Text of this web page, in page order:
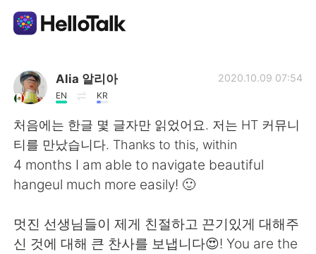
App di scambio linguistico
AI Grammar Checker
Italiano
繁體中文 Español
Alia 알리아
EN KR
2020.10.09 07:54
처음에는 한글 몇 글자만 읽었어요. 저는 HT 커뮤니
티를 만났습니다. Thanks to this, within
4 months I am able to navigate beautiful
hangeul much more easily! 🙂
멋진 선생님들이 제게 친절하고 끈기있게 대해주
신 것에 대해 큰 찬사를 보냅니다😍! You are the